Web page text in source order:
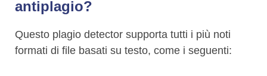
antiplagio?
Questo plagio detector supporta tutti i più noti
formati di file basati su testo, come i seguenti: